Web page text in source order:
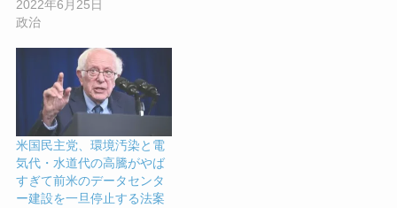
2022年6月25日
政治
米国民主党、環境汚染と電
気代・水道代の高騰がやば
すぎて前米のデータセンタ
ー建設を一旦停止する法案